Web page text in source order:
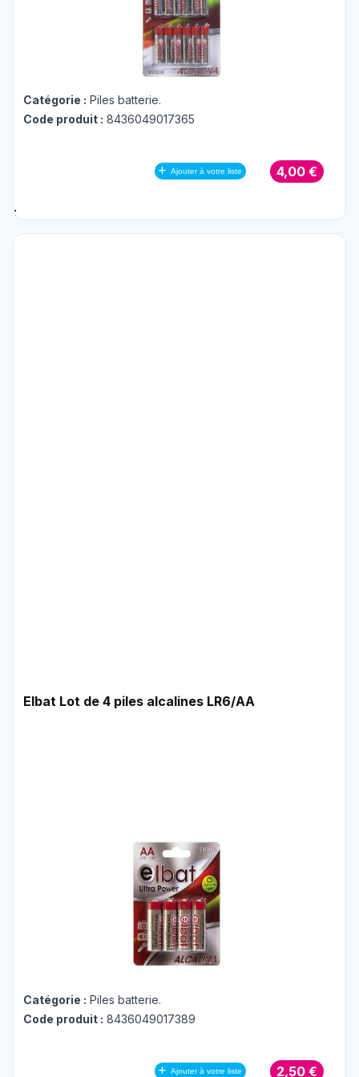
Catégorie : Piles batterie.
Code produit : 8436049017365
Ajouter à votre liste 4,00 €
;
Elbat Lot de 4 piles alcalines LR6/AA
Catégorie : Piles batterie.
Code produit : 8436049017389
Ajouter à votre liste 2,50 €